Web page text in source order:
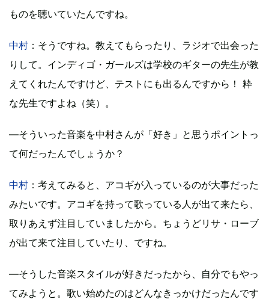
ものを聴いていたんですね。
中村 ：そうですね。教えてもらったり、ラジオで出会った
りして。インディゴ・ガールズは学校のギターの先生が教
えてくれたんですけど、テストにも出るんですから！ 粋
な先生ですよね（笑）。
―そういった音楽を中村さんが「好き」と思うポイントっ
て何だったんでしょうか？
中村 ：考えてみると、アコギが入っているのが大事だった
みたいです。アコギを持って歌っている人が出て来たら、
取りあえず注目していましたから。ちょうどリサ・ローブ
が出て来て注目していたり、ですね。
―そうした音楽スタイルが好きだったから、自分でもやっ
てみようと。歌い始めたのはどんなきっかけだったんです